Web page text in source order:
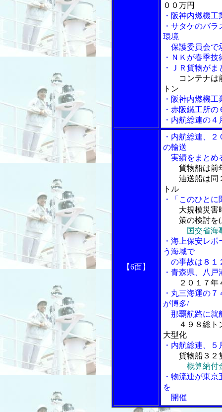
００万円
・阪神内燃機
・サタケのバ
環境
保護委員会で
・ＮＫが春季
・ＪＲ貨物が
コンテナは
トン
・阪神内燃機
・赤阪鐵工所
・内航総連の
【6面】
・内航総連、
の輸送
実績をまとめ
貨物船は前
油送船は同２
トル
・「このひとに
大規模災害
策の検討を(
国交省
・海上保安レ
う海域で
の事故は８１
・青森県、八
２０１７
・丸三海運の
が博多/
那覇航路に就
４９８総ト
大型化
・内航総連、
貨物船３２
概算納付
・物流連が東
を
開催